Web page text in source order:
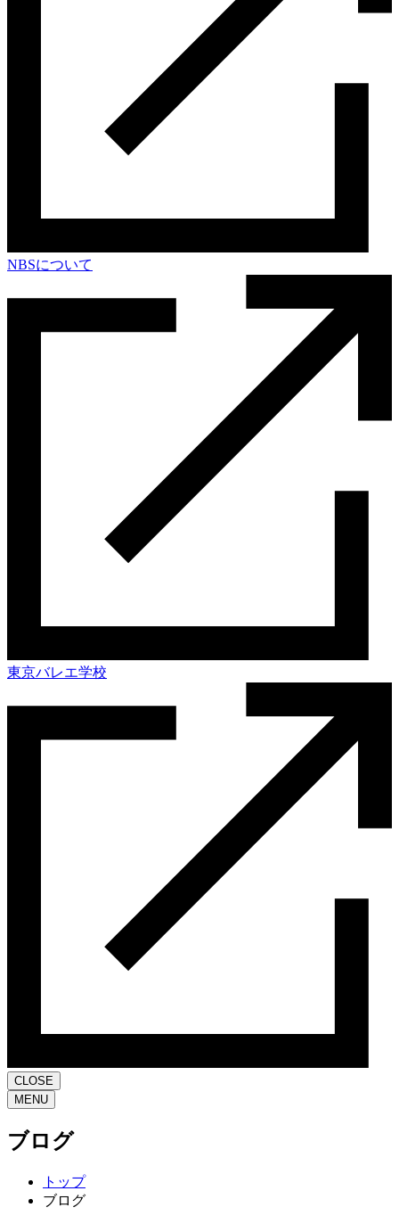
NBSについて
東京バレエ学校
CLOSE
MENU
ブログ
トップ
ブログ